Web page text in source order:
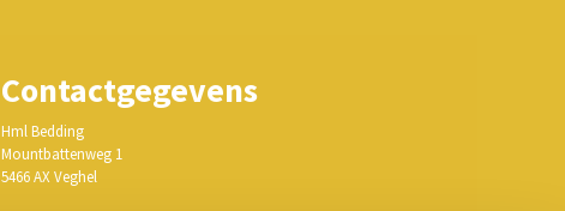
Contactgegevens
Hml Bedding
Mountbattenweg 1
5466 AX Veghel